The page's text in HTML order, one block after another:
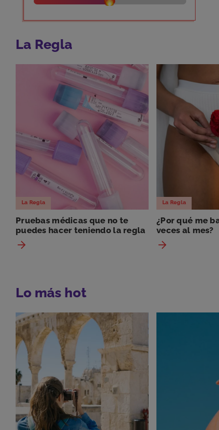
La Regla
La Regla
Pruebas médicas que no te
puedes hacer teniendo la regla
La Regla
¿Por qué me
veces al mes?
Lo más hot